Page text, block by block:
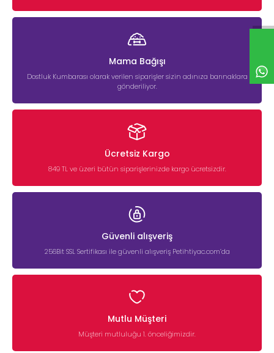
Mama Bağışı
Dostluk Kumbarası olarak verilen siparişler sizin adınıza barınaklara
gönderiliyor.
Ücretsiz Kargo
849 TL ve üzeri bütün siparişlerinizde kargo ücretsizdir.
Güvenli alışveriş
256Bit SSL Sertifikası ile güvenli alışveriş Petihtiyac.com’da
Mutlu Müşteri
Müşteri mutluluğu 1. önceliğimizdir.